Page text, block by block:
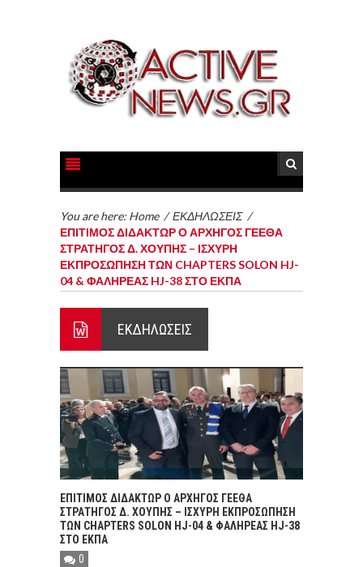
You are here: Home /ΕΚΔΗΛΩΣΕΙΣ /
ΕΠΙΤΙΜΟΣ ΔΙΔΑΚΤΩΡ Ο ΑΡΧΗΓΟΣ ΓΕΕΘΑ
ΣΤΡΑΤΗΓΟΣ Δ. ΧΟΥΠΗΣ – ΙΣΧΥΡΗ
ΕΚΠΡΟΣΩΠΗΣΗ ΤΩΝ CHAPTERS SOLON HJ-
04 & ΦΑΛΗΡΕΑΣ HJ-38 ΣΤΟ ΕΚΠΑ
ΕΚΔΗΛΩΣΕΙΣ
ΕΠΙΤΙΜΟΣ ΔΙΔΑΚΤΩΡ Ο ΑΡΧΗΓΟΣ ΓΕΕΘΑ
ΣΤΡΑΤΗΓΟΣ Δ. ΧΟΥΠΗΣ – ΙΣΧΥΡΗ ΕΚΠΡΟΣΩΠΗΣΗ
ΤΩΝ CHAPTERS SOLON HJ-04 & ΦΑΛΗΡΕΑΣ HJ-38
ΣΤΟ ΕΚΠΑ
0